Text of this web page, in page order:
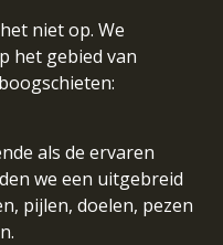
niet op. We
het gebied van
als de ervaren
we een uitgebreid
pijlen, doelen, pezen